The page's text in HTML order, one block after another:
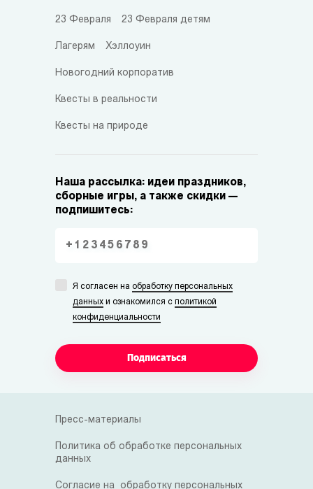
23 Февраля 23 Февраля детям
Лагерям Хэллоуин
Новогодний корпоратив
Квесты в реальности
Квесты на природе
Наша рассылка: идеи праздников,
сборные игры, а также скидки —
подпишитесь:
Я согласен на обработку персональных
данных и ознакомился с политикой
конфиденциальности
Подписаться
Пресс-материалы
Политика об обработке персональных
данных
Согласие на обработку персональных